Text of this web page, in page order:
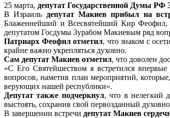
25 марта, депутат Государственной Думы
В Израиль депутат Макиев прибыл на
Блаженнейший и Всесвятейший Кир Феофил,
депутатом Госдумы Зурабом Макиевым ряд
Патриарх Феофил отметил, что знаком с
крайне важно укрепляться духовно.
Сам депутат Макиев отметил, что доволен
«С Его Святейшеством я встретился
вопросов, наметив план мероприятий,
верующих нашей республики».
Депутат также подчеркнул, что в нелегкий
выстоять, сохранив свой первозданный
В завершении встречи депутат Макиев